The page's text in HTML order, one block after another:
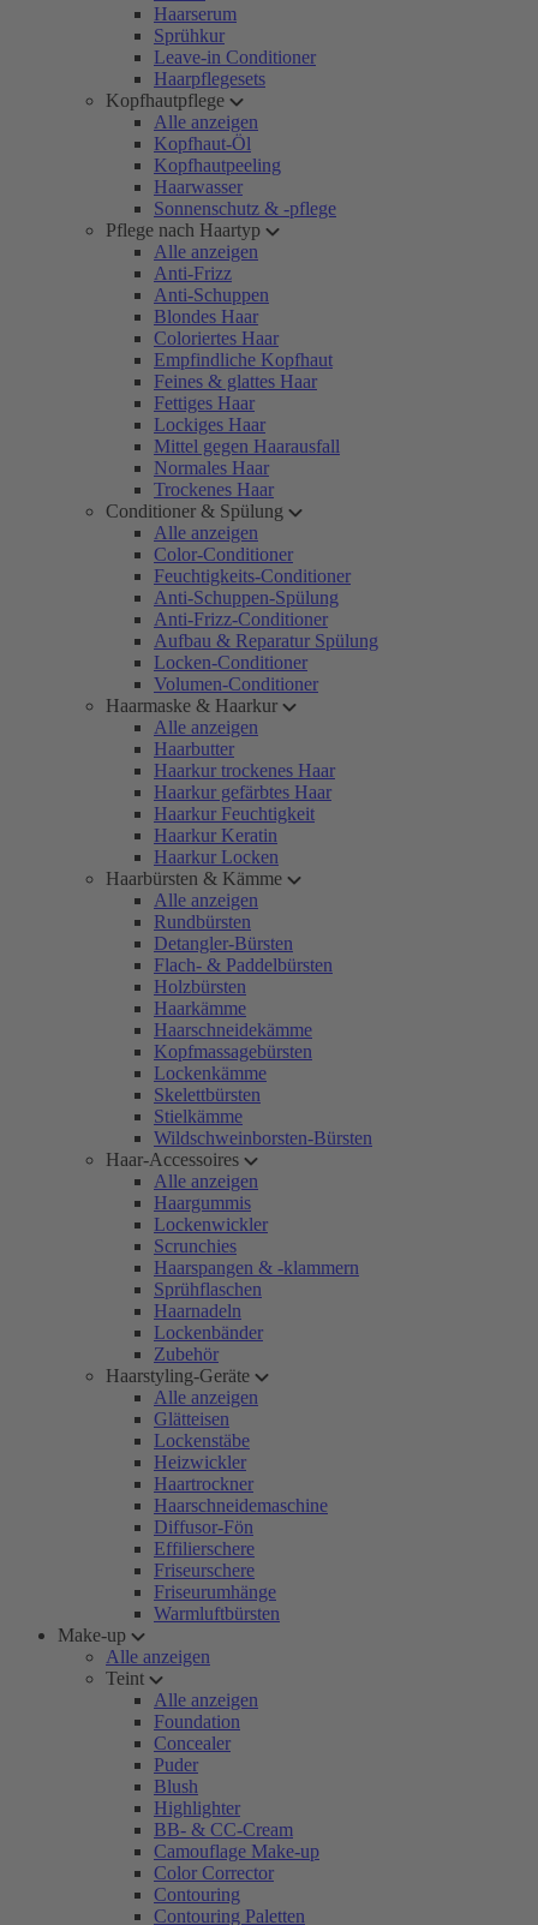
Haarserum
Sprühkur
Leave-in Conditioner
Haarpflegesets
Kopfhautpflege
Alle anzeigen
Kopfhaut-Öl
Kopfhautpeeling
Haarwasser
Sonnenschutz & -pflege
Pflege nach Haartyp
Alle anzeigen
Anti-Frizz
Anti-Schuppen
Blondes Haar
Coloriertes Haar
Empfindliche Kopfhaut
Feines & glattes Haar
Fettiges Haar
Lockiges Haar
Mittel gegen Haarausfall
Normales Haar
Trockenes Haar
Conditioner & Spülung
Alle anzeigen
Color-Conditioner
Feuchtigkeits-Conditioner
Anti-Schuppen-Spülung
Anti-Frizz-Conditioner
Aufbau & Reparatur Spülung
Locken-Conditioner
Volumen-Conditioner
Haarmaske & Haarkur
Alle anzeigen
Haarbutter
Haarkur trockenes Haar
Haarkur gefärbtes Haar
Haarkur Feuchtigkeit
Haarkur Keratin
Haarkur Locken
Haarbürsten & Kämme
Alle anzeigen
Rundbürsten
Detangler-Bürsten
Flach- & Paddelbürsten
Holzbürsten
Haarkämme
Haarschneidekämme
Kopfmassagebürsten
Lockenkämme
Skelettbürsten
Stielkämme
Wildschweinborsten-Bürsten
Haar-Accessoires
Alle anzeigen
Haargummis
Lockenwickler
Scrunchies
Haarspangen & -klammern
Sprühflaschen
Haarnadeln
Lockenbänder
Zubehör
Haarstyling-Geräte
Alle anzeigen
Glätteisen
Lockenstäbe
Heizwickler
Haartrockner
Haarschneidemaschine
Diffusor-Fön
Effilierschere
Friseurschere
Friseurumhänge
Warmluftbürsten
Make-up
Alle anzeigen
Teint
Alle anzeigen
Foundation
Concealer
Puder
Blush
Highlighter
BB- & CC-Cream
Camouflage Make-up
Color Corrector
Contouring
Contouring Paletten